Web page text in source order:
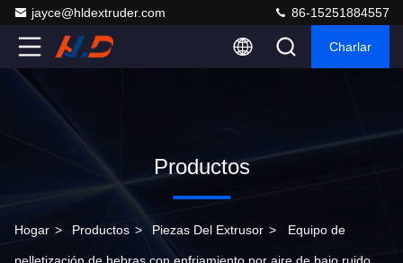
jayce@hldextruder.com 86-15251884557
Charlar
Productos
Hogar > Productos > Piezas Del Extrusor > Equipo de